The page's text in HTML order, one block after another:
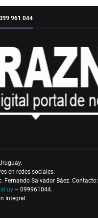
961 044
en redes sociales.
Fernando Salvador Báez. Contacto:
– 099961044.
Integral.